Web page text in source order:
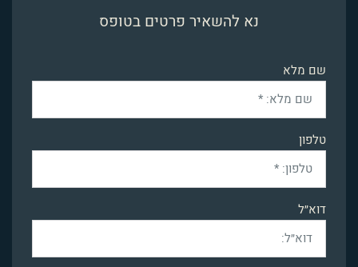
נא להשאיר פרטים בטופס
שם מלא
טלפון
דוא״ל